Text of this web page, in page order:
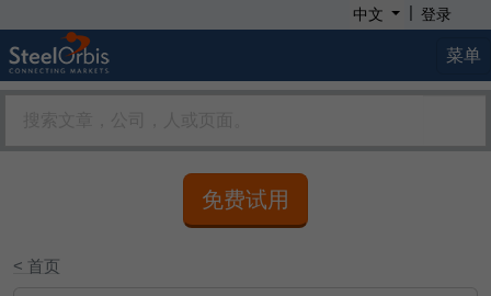
中文 | 登录
菜单
免费试用
< 首页